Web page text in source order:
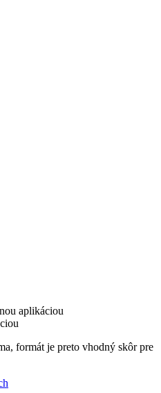
aplikáciou
formát je preto vhodný skôr pre